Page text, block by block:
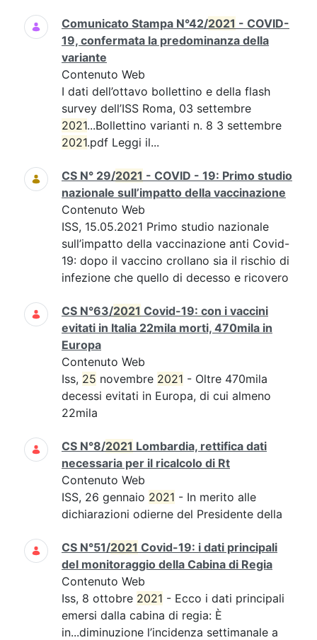
Comunicato Stampa N°42/2021 - COVID-
19, confermata la predominanza della
variante
Contenuto Web
I dati dell’ottavo bollettino e della flash
survey dell’ISS Roma, 03 settembre
2021...Bollettino varianti n. 8 3 settembre
2021.pdf Leggi il...
CS N° 29/2021 - COVID - 19: Primo studio
nazionale sull’impatto della vaccinazione
Contenuto Web
ISS, 15.05.2021 Primo studio nazionale
sull’impatto della vaccinazione anti Covid-
19: dopo il vaccino crollano sia il rischio di
infezione che quello di decesso e ricovero
CS N°63/2021 Covid-19: con i vaccini
evitati in Italia 22mila morti, 470mila in
Europa
Contenuto Web
Iss, 25 novembre 2021 - Oltre 470mila
decessi evitati in Europa, di cui almeno
22mila
CS N°8/2021 Lombardia, rettifica dati
necessaria per il ricalcolo di Rt
Contenuto Web
ISS, 26 gennaio 2021 - In merito alle
dichiarazioni odierne del Presidente della
CS N°51/2021 Covid-19: i dati principali
del monitoraggio della Cabina di Regia
Contenuto Web
Iss, 8 ottobre 2021 - Ecco i dati principali
emersi dalla cabina di regia: È
in...diminuzione l’incidenza settimanale a